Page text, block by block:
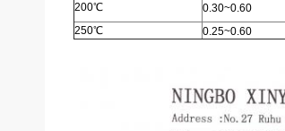
200℃ 0.30~0.60
250℃ 0.25~0.60